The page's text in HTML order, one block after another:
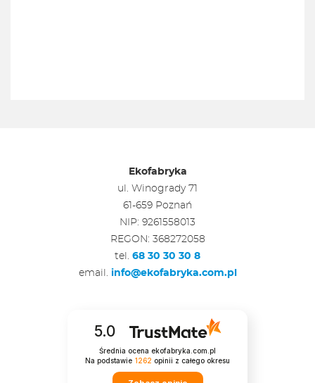
Ekofabryka
ul. Winogrady 71
61-659 Poznań
NIP: 9261558013
REGON: 368272058
tel. 68 30 30 30 8
email. info@ekofabryka.com.pl
5.0
Średnia ocena ekofabryka.com.pl
Na podstawie 1262 opinii z całego okresu